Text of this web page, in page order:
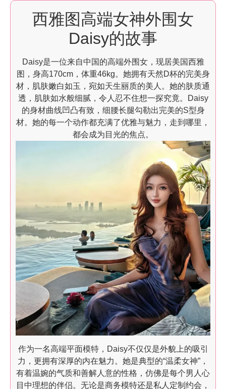
西雅图高端女神外围女
Daisy的故事
Daisy是一位来自中国的高端外围女，现居美国西雅
图，身高170cm，体重46kg。她拥有天然D杯的完美身
材，肌肤嫩白如玉，宛如天生丽质的美人。她的肤质通
透，肌肤如水般细腻，令人忍不住想一探究竟。Daisy
的身材曲线凹凸有致，细腰长腿勾勒出完美的S型身
材。她的每一个动作都充满了优雅与魅力，走到哪里，
都会成为目光的焦点。
作为一名高端平面模特，Daisy不仅仅是外貌上的吸引
力，更拥有深厚的内在魅力。她是典型的“温柔女神”，
有着温婉的气质和善解人意的性格，仿佛是每个男人心
目中理想的伴侣。无论是商务模特还是私人定制约会，